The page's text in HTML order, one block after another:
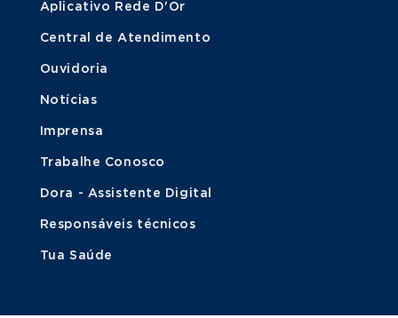
Aplicativo Rede D'Or
Central de Atendimento
Ouvidoria
Notícias
Imprensa
Trabalhe Conosco
Dora - Assistente Digital
Responsáveis técnicos
Tua Saúde